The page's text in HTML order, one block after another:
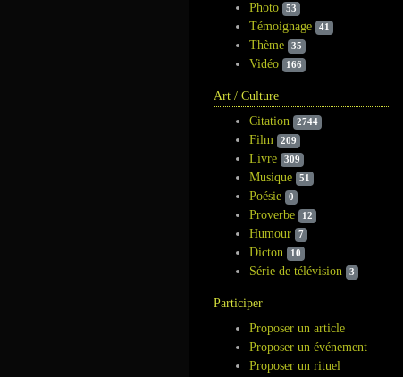
Photo 53
Témoignage 41
Thème 35
Vidéo 166
Art / Culture
Citation
2744
Film 209
Livre 309
Musique 51
Poésie 0
Proverbe 12
Humour 7
Dicton 10
Série de télévision 3
Participer
Proposer un article
Proposer un événement
Proposer un rituel